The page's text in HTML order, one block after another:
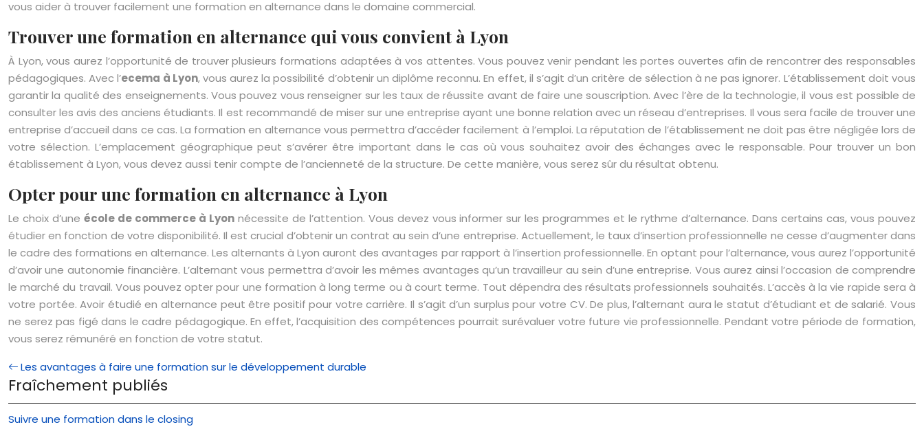
vous aider à trouver facilement une formation en alternance dans le domaine commercial.
Trouver une formation en alternance qui vous convient à Lyon
À Lyon, vous aurez l’opportunité de trouver plusieurs formations adaptées à vos attentes. Vous pouvez venir pendant les portes ouvertes afin de rencontrer des responsables
pédagogiques. Avec l’ecema à Lyon, vous aurez la possibilité d’obtenir un diplôme reconnu. En effet, il s’agit d’un critère de sélection à ne pas ignorer. L’établissement doit vous
garantir la qualité des enseignements. Vous pouvez vous renseigner sur les taux de réussite avant de faire une souscription. Avec l’ère de la technologie, il vous est possible de
consulter les avis des anciens étudiants. Il est recommandé de miser sur une entreprise ayant une bonne relation avec un réseau d’entreprises. Il vous sera facile de trouver une
entreprise d’accueil dans ce cas. La formation en alternance vous permettra d’accéder facilement à l’emploi. La réputation de l’établissement ne doit pas être négligée lors de
votre sélection. L’emplacement géographique peut s’avérer être important dans le cas où vous souhaitez avoir des échanges avec le responsable. Pour trouver un bon
établissement à Lyon, vous devez aussi tenir compte de l’ancienneté de la structure. De cette manière, vous serez sûr du résultat obtenu.
Opter pour une formation en alternance à Lyon
Le choix d’une école de commerce à Lyonnécessite de l’attention. Vous devez vous informer sur les programmes et le rythme d’alternance. Dans certains cas, vous pouvez
étudier en fonction de votre disponibilité. Il est crucial d’obtenir un contrat au sein d’une entreprise. Actuellement, le taux d’insertion professionnelle ne cesse d’augmenter dans
le cadre des formations en alternance. Les alternants à Lyon auront des avantages par rapport à l’insertion professionnelle. En optant pour l’alternance, vous aurez l’opportunité
d’avoir une autonomie financière. L’alternant vous permettra d’avoir les mêmes avantages qu’un travailleur au sein d’une entreprise. Vous aurez ainsi l’occasion de comprendre
le marché du travail. Vous pouvez opter pour une formation à long terme ou à court terme. Tout dépendra des résultats professionnels souhaités. L’accès à la vie rapide sera à
votre portée. Avoir étudié en alternance peut être positif pour votre carrière. Il s’agit d’un surplus pour votre CV. De plus, l’alternant aura le statut d’étudiant et de salarié. Vous
ne serez pas figé dans le cadre pédagogique. En effet, l’acquisition des compétences pourrait surévaluer votre future vie professionnelle. Pendant votre période de formation,
vous serez rémunéré en fonction de votre statut.
Les avantages à faire une formation sur le développement durable
Fraîchement publiés
Suivre une formation dans le closing